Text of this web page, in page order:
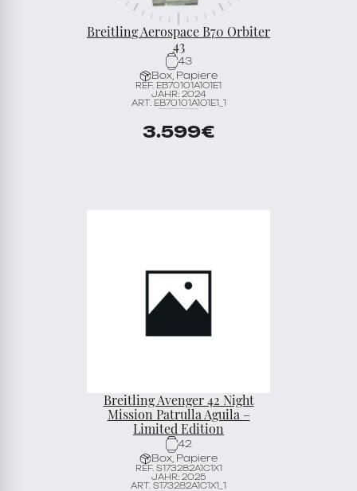
Breitling Aerospace B70 Orbiter
43
43
Box, Papiere
REF. EB70101A1O1E1
JAHR: 2024
ART. EB70101A1O1E1_1
3.599€
Breitling Avenger 42 Night
Mission Patrulla Aguila –
Limited Edition
42
Box, Papiere
REF. S173282A1C1X1
JAHR: 2025
ART. S173282A1C1X1_1